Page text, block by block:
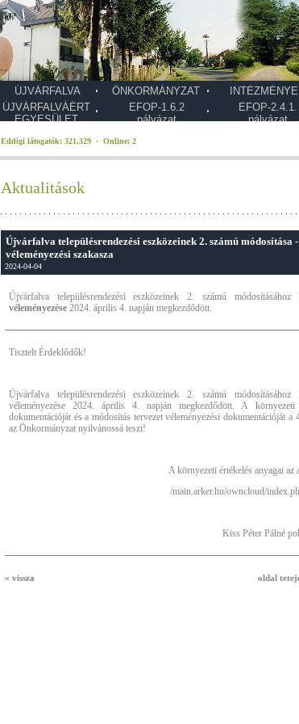
ÚJVÁRFALVA ÖNKORMÁNYZAT
ÚJVÁRFALVÁÉRT
EGYESÜLET
EFOP-1.6.2
pályázat
EFOP-2.4.1.
pályázat
Eddigi látogatók: 321,329 · Online: 2
Aktualitások
Újvárfalva településrendezési eszközeinek 2. számú
véleményezési szakasza
2024-04-04
Újvárfalva településrendezési eszközeinek 2. számú módosításához
véleményezése 2024. április 4. napján megkezdődött.
Tisztelt Érdeklődők!
Újvárfalva településrendezési eszközeinek 2. számú módosításához
véleményezése 2024. április 4. napján megkezdődött. A
dokumentációját és a módosítás tervezet véleményezési
az Önkormányzat nyilvánossá teszi!
A környezeti értékelés anyagai az
/main.arker.hu/owncloud/
Kiss Péter Pálné
« vissza oldal